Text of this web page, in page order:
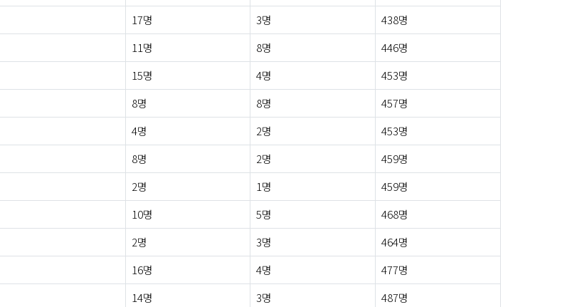
17명 3명
438명
11명 8명
446명
15명 4명
453명
8명 8명
457명
4명 2명
453명
8명 2명
459명
2명 1명
459명
10명 5명
468명
2명 3명
464명
16명 4명
477명
14명 3명
487명